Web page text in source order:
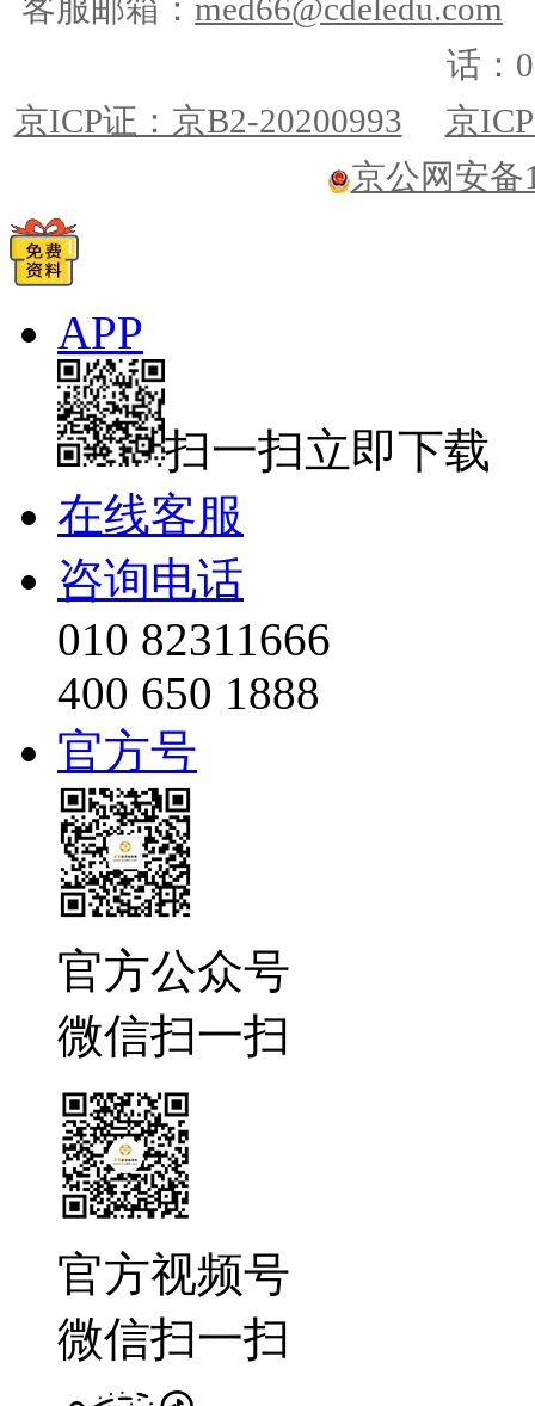
客服邮箱： med66@cdeledu.com
话：
京ICP证：京B2-20200993
京
京公网安备
APP
扫一扫立即下载
在线客服
咨询电话
010 82311666
400 650 1888
官方号
官方公众号
微信扫一扫
官方视频号
微信扫一扫